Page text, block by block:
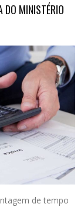
DO MINISTÉRIO
de tempo